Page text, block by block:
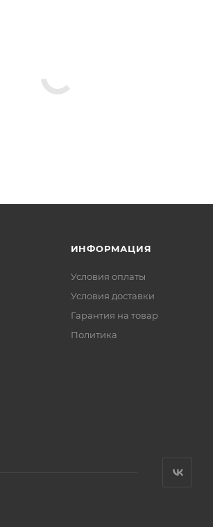
ИНФОРМАЦИЯ
Условия оплаты
Условия доставки
Гарантия на товар
Политика